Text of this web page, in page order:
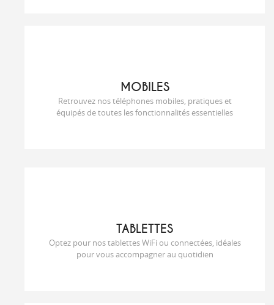
MOBILES
Retrouvez nos téléphones mobiles, pratiques et
équipés de toutes les fonctionnalités essentielles
TABLETTES
Optez pour nos tablettes WiFi ou connectées, idéales
pour vous accompagner au quotidien